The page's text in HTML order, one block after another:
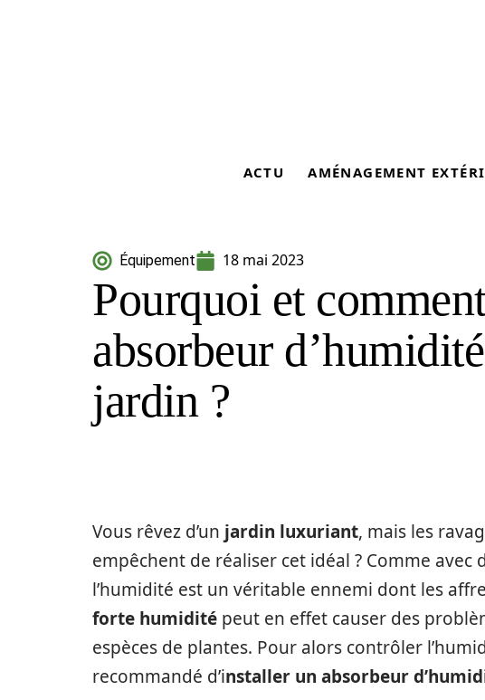
ACTU AMÉNAGEMENT
Équipement 18 mai 2023
Pourquoi et
absorbeur
jardin ?
Vous rêvez d’un jardin luxuriant, mais les
empêchent de réaliser cet idéal ? Comme avec
l’humidité est un véritable ennemi dont les
forte humidité peut en effet causer des
espèces de plantes. Pour alors contrôler
recommandé d’installer un absorbeur